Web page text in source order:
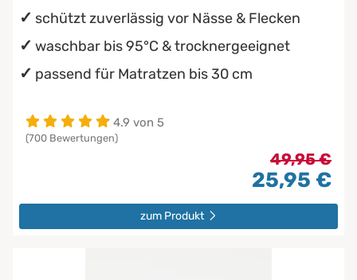
schützt zuverlässig vor Nässe & Flecken
waschbar bis 95°C & trocknergeeignet
passend für Matratzen bis 30 cm
4.9 von 5
(700 Bewertungen)
49,95 €
25,95 €
zum Produkt